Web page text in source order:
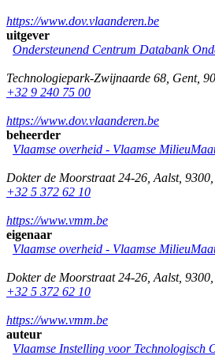
https://www.dov.vlaanderen.be
uitgever
Ondersteunend Centrum Databank
Technologiepark-Zwijnaarde 68 Gent,
+32 9 240 75 00
https://www.dov.vlaanderen.be
beheerder
Vlaamse overheid - Vlaamse
Dokter de Moorstraat 24-26 Aalst, 9300
+32 5 372 62 10
https://www.vmm.be
eigenaar
Vlaamse overheid - Vlaamse
Dokter de Moorstraat 24-26 Aalst, 9300
+32 5 372 62 10
https://www.vmm.be
auteur
Vlaamse Instelling voor Technologisch